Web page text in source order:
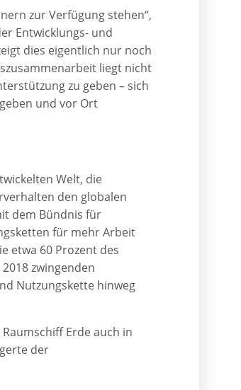
zur Verfügung stehen“,
Entwicklungs- und
dies eigentlich nur noch
liegt nicht
zu geben – sich
und vor Ort
Welt, die
den globalen
dem Bündnis für
für mehr Arbeit
etwa 60 Prozent des
zwingenden
Nutzungskette hinweg
Erde auch in
der